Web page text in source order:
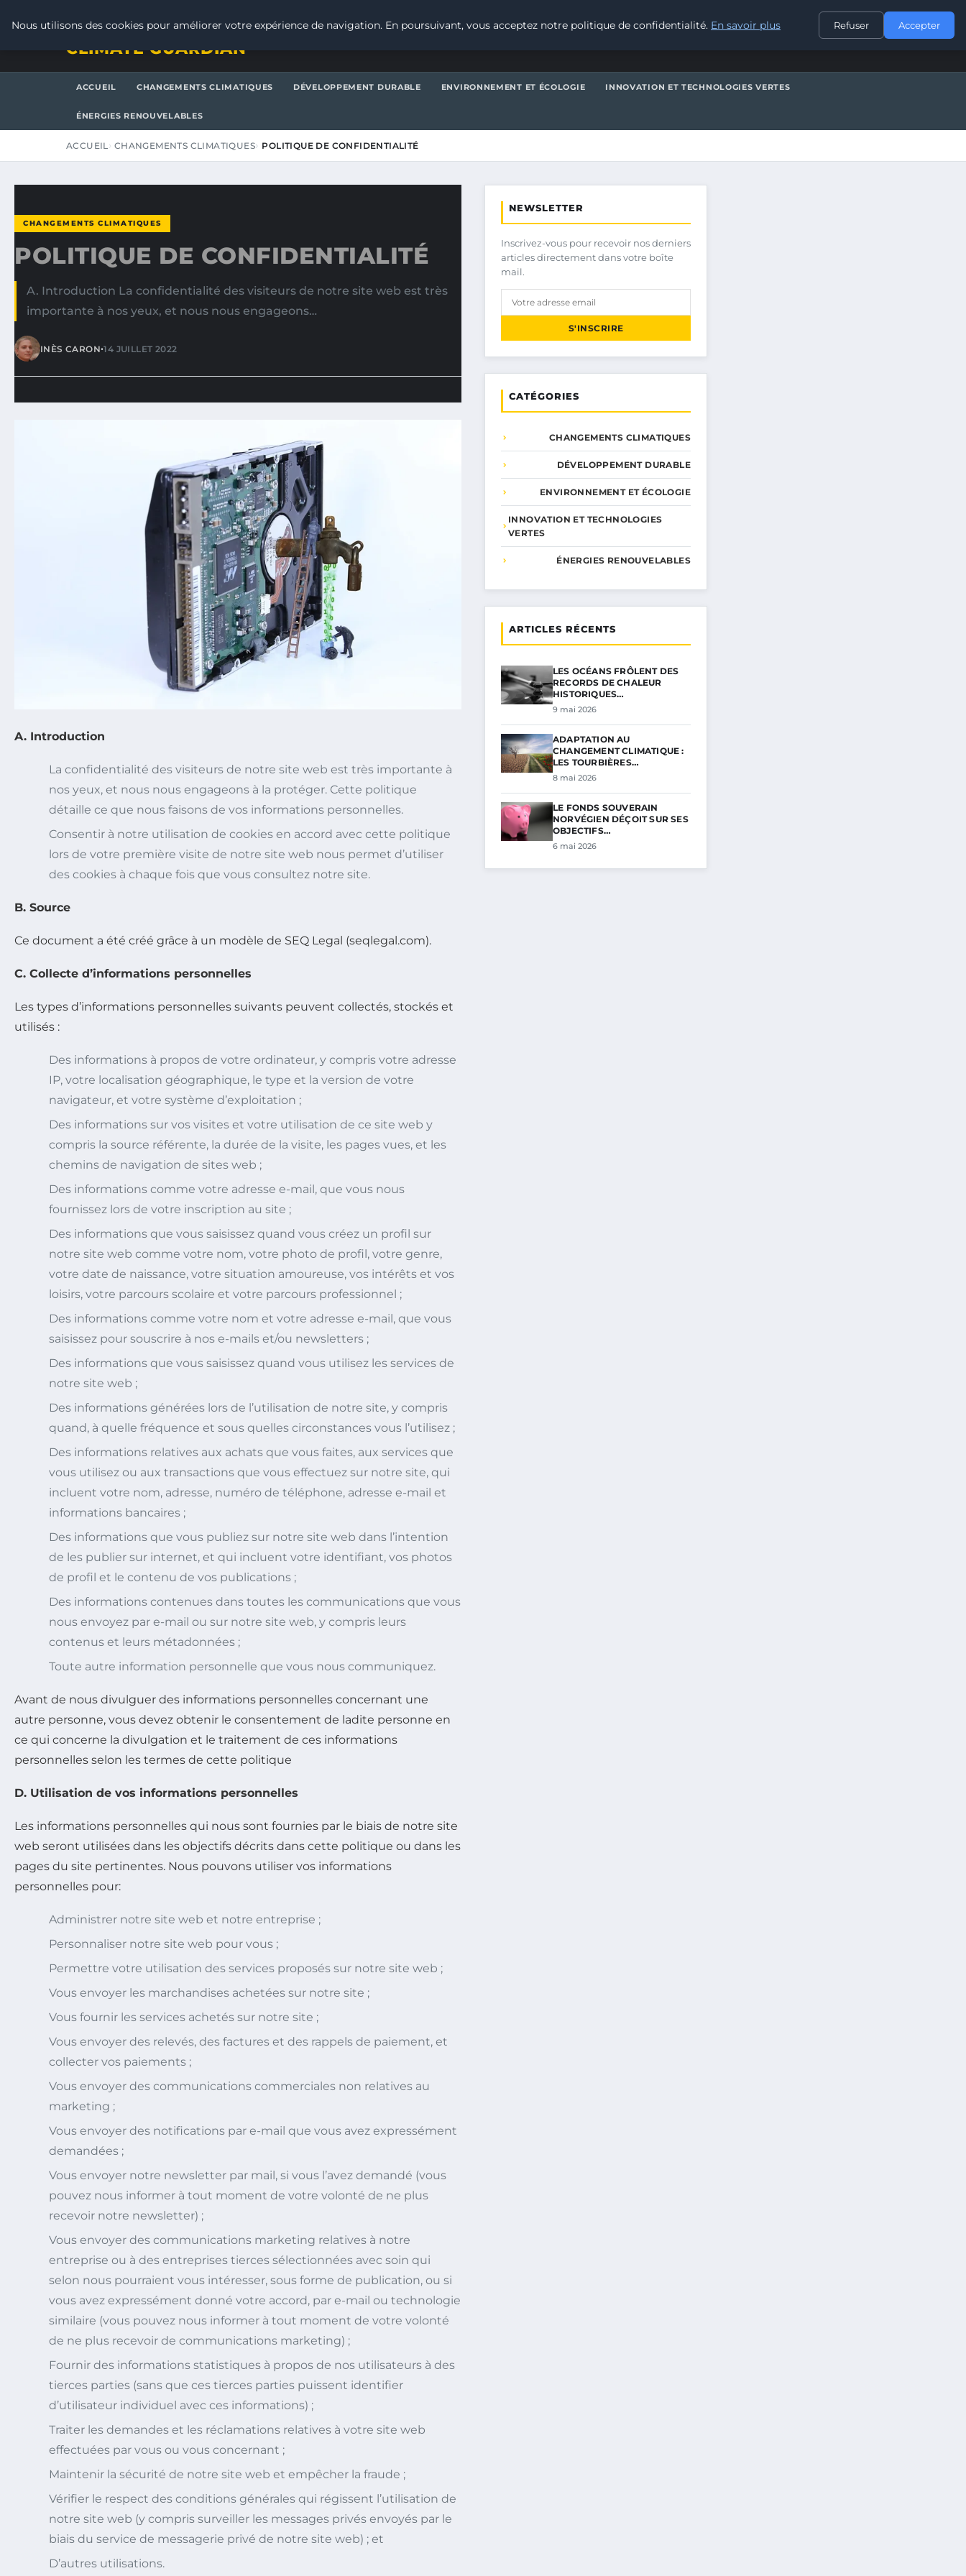
CONTACT
CLIMATE GUARDIAN
ACCUEIL CHANGEMENTS CLIMATIQUES DÉVELOPPEMENT DURABLE ENVIRONNEMENT ET ÉCOLOGIE INNOVATION ET TECHNOLOGIES VERTES
ÉNERGIES RENOUVELABLES
ACCUEIL CHANGEMENTS CLIMATIQUES POLITIQUE DE CONFIDENTIALITÉ
CHANGEMENTS CLIMATIQUES
POLITIQUE DE CONFIDENTIALITÉ
A. Introduction La confidentialité des visiteurs de notre site web est très
importante à nos yeux, et nous nous engageons…
INÈS CARON•14 JUILLET 2022
A. Introduction
La confidentialité des visiteurs de notre site web est très importante à
nos yeux, et nous nous engageons à la protéger. Cette politique
détaille ce que nous faisons de vos informations personnelles.
Consentir à notre utilisation de cookies en accord avec cette politique
lors de votre première visite de notre site web nous permet d’utiliser
des cookies à chaque fois que vous consultez notre site.
B. Source
Ce document a été créé grâce à un modèle de SEQ Legal (seqlegal.com).
C. Collecte d’informations personnelles
Les types d’informations personnelles suivants peuvent collectés, stockés et
utilisés :
Des informations à propos de votre ordinateur, y compris votre adresse
IP, votre localisation géographique, le type et la version de votre
navigateur, et votre système d’exploitation ;
Des informations sur vos visites et votre utilisation de ce site web y
compris la source référente, la durée de la visite, les pages vues, et les
chemins de navigation de sites web ;
Des informations comme votre adresse e-mail, que vous nous
fournissez lors de votre inscription au site ;
Des informations que vous saisissez quand vous créez un profil sur
notre site web comme votre nom, votre photo de profil, votre genre,
votre date de naissance, votre situation amoureuse, vos intérêts et vos
loisirs, votre parcours scolaire et votre parcours professionnel ;
Des informations comme votre nom et votre adresse e-mail, que vous
saisissez pour souscrire à nos e-mails et/ou newsletters ;
Des informations que vous saisissez quand vous utilisez les services de
notre site web ;
Des informations générées lors de l’utilisation de notre site, y compris
quand, à quelle fréquence et sous quelles circonstances vous l’utilisez ;
Des informations relatives aux achats que vous faites, aux services que
vous utilisez ou aux transactions que vous effectuez sur notre site, qui
incluent votre nom, adresse, numéro de téléphone, adresse e-mail et
informations bancaires ;
Des informations que vous publiez sur notre site web dans l’intention
de les publier sur internet, et qui incluent votre identifiant, vos photos
de profil et le contenu de vos publications ;
Des informations contenues dans toutes les communications que vous
nous envoyez par e-mail ou sur notre site web, y compris leurs
contenus et leurs métadonnées ;
Toute autre information personnelle que vous nous communiquez.
Avant de nous divulguer des informations personnelles concernant une
autre personne, vous devez obtenir le consentement de ladite personne en
ce qui concerne la divulgation et le traitement de ces informations
personnelles selon les termes de cette politique
D. Utilisation de vos informations personnelles
Les informations personnelles qui nous sont fournies par le biais de notre site
web seront utilisées dans les objectifs décrits dans cette politique ou dans les
pages du site pertinentes. Nous pouvons utiliser vos informations
personnelles pour:
Administrer notre site web et notre entreprise ;
Personnaliser notre site web pour vous ;
Permettre votre utilisation des services proposés sur notre site web ;
Vous envoyer les marchandises achetées sur notre site ;
Vous fournir les services achetés sur notre site ;
Vous envoyer des relevés, des factures et des rappels de paiement, et
collecter vos paiements ;
Vous envoyer des communications commerciales non relatives au
marketing ;
Vous envoyer des notifications par e-mail que vous avez expressément
demandées ;
Vous envoyer notre newsletter par mail, si vous l’avez demandé (vous
pouvez nous informer à tout moment de votre volonté de ne plus
recevoir notre newsletter) ;
Vous envoyer des communications marketing relatives à notre
entreprise ou à des entreprises tierces sélectionnées avec soin qui
selon nous pourraient vous intéresser, sous forme de publication, ou si
vous avez expressément donné votre accord, par e-mail ou technologie
similaire (vous pouvez nous informer à tout moment de votre volonté
de ne plus recevoir de communications marketing) ;
Fournir des informations statistiques à propos de nos utilisateurs à des
tierces parties (sans que ces tierces parties puissent identifier
d’utilisateur individuel avec ces informations) ;
Traiter les demandes et les réclamations relatives à votre site web
effectuées par vous ou vous concernant ;
Maintenir la sécurité de notre site web et empêcher la fraude ;
Vérifier le respect des conditions générales qui régissent l’utilisation de
notre site web (y compris surveiller les messages privés envoyés par le
biais du service de messagerie privé de notre site web) ; et
D’autres utilisations.
NEWSLETTER
Inscrivez-vous pour recevoir nos derniers
articles directement dans votre boîte
mail.
S'INSCRIRE
CATÉGORIES
CHANGEMENTS CLIMATIQUES
DÉVELOPPEMENT DURABLE
ENVIRONNEMENT ET ÉCOLOGIE
INNOVATION ET TECHNOLOGIES
VERTES
ÉNERGIES RENOUVELABLES
ARTICLES RÉCENTS
LES OCÉANS FRÔLENT DES
RECORDS DE CHALEUR
HISTORIQUES…
9 mai 2026
ADAPTATION AU
CHANGEMENT CLIMATIQUE :
LES TOURBIÈRES…
8 mai 2026
LE FONDS SOUVERAIN
NORVÉGIEN DÉÇOIT SUR SES
OBJECTIFS…
6 mai 2026
Nous utilisons des cookies pour améliorer votre expérience de navigation. En poursuivant, vous acceptez notre politique de confidentialité. En savoir plus Refuser Accepter